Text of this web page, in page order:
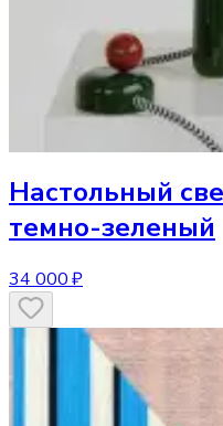
Настольный
темно-зеленый
34 000 ₽